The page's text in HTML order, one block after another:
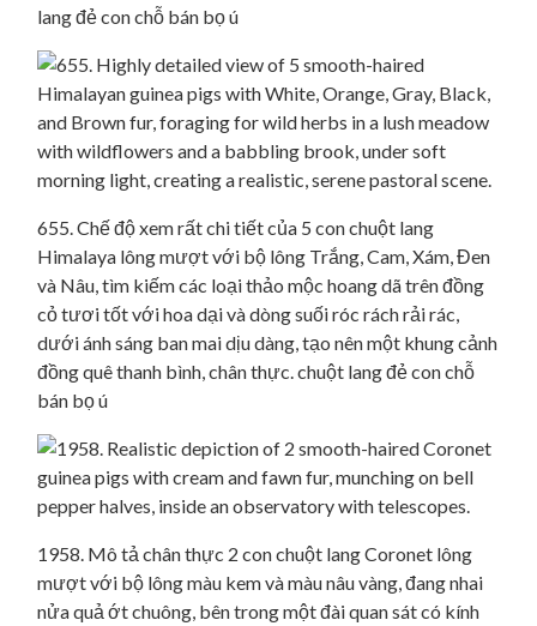
lang đẻ con chỗ bán bọ ú
655. Chế độ xem rất chi tiết của 5 con chuột lang
Himalaya lông mượt với bộ lông Trắng, Cam, Xám, Đen
và Nâu, tìm kiếm các loại thảo mộc hoang dã trên đồng
cỏ tươi tốt với hoa dại và dòng suối róc rách rải rác,
dưới ánh sáng ban mai dịu dàng, tạo nên một khung cảnh
đồng quê thanh bình, chân thực. chuột lang đẻ con chỗ
bán bọ ú
1958. Mô tả chân thực 2 con chuột lang Coronet lông
mượt với bộ lông màu kem và màu nâu vàng, đang nhai
nửa quả ớt chuông, bên trong một đài quan sát có kính